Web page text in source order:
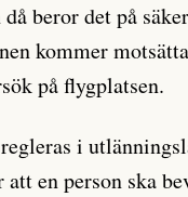
beror det på
kommer
på flygplatsen.
i
en person ska